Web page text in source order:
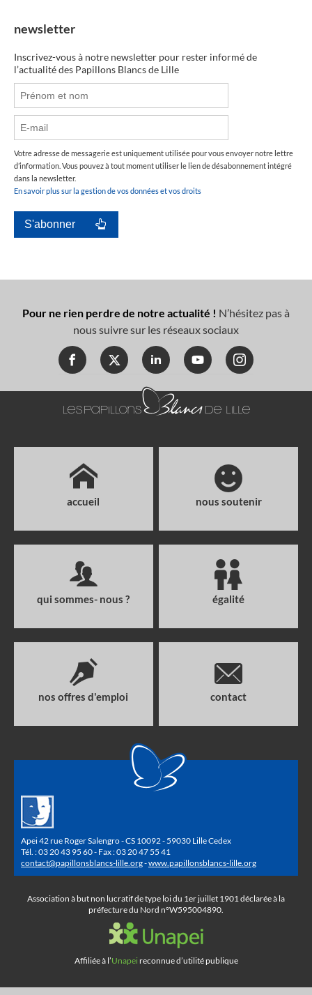
newsletter
Inscrivez-vous à notre newsletter pour rester informé de
l’actualité des Papillons Blancs de Lille
Votre adresse de messagerie est uniquement utilisée pour vous envoyer notre lettre
d’information. Vous pouvez à tout moment utiliser le lien de désabonnement intégré
dans la newsletter.
En savoir plus sur la gestion de vos données et vos droits
Pour ne rien perdre de notre actualité ! N’hésitez pas à
nous suivre sur les réseaux sociaux
accueil nous soutenir
qui sommes- nous ? égalité
nos offres d'emploi contact
Apei 42 rue Roger Salengro - CS 10092 - 59030 Lille Cedex
Tél. : 03 20 43 95 60 - Fax : 03 20 47 55 41
contact@papillonsblancs-lille.org-www.papillonsblancs-lille.org
Association à but non lucratif de type loi du 1er juillet 1901 déclarée à la
préfecture du Nord n°W595004890.
Affiliée à l’Unapeireconnue d’utilité publique